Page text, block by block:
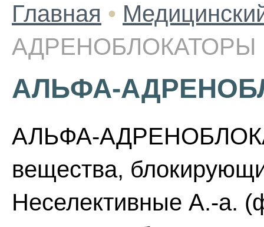
Главная •
АДРЕНОБЛОКАТОРЫ
АЛЬФА-
АЛЬФА-
вещества,
Неселективные А.-а.